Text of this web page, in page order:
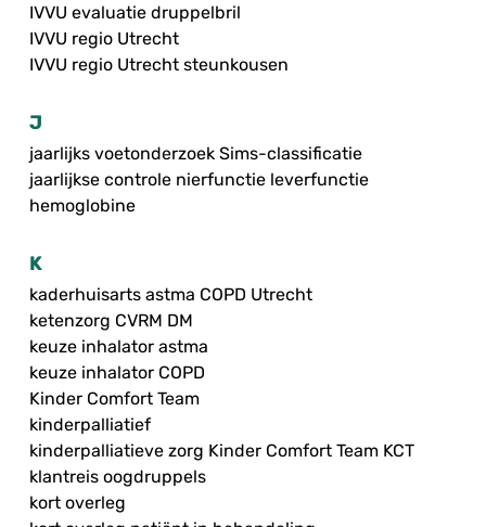
IVVU evaluatie druppelbril
IVVU regio Utrecht
IVVU regio Utrecht steunkousen
J
jaarlijks voetonderzoek Sims-classificatie
jaarlijkse controle nierfunctie leverfunctie
hemoglobine
K
kaderhuisarts astma COPD Utrecht
ketenzorg CVRM DM
keuze inhalator astma
keuze inhalator COPD
Kinder Comfort Team
kinderpalliatief
kinderpalliatieve zorg Kinder Comfort Team KCT
klantreis oogdruppels
kort overleg